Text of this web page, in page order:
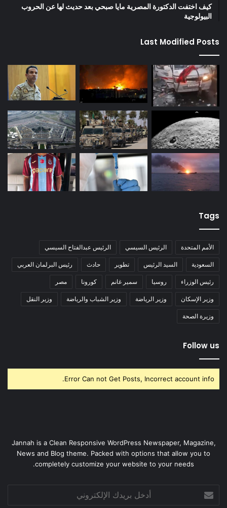
كيف اختفت الدكتورة المصرية مايا صبحي بعد حديث لها عن الحروب
البيولوجية
Last Modified Posts
Tags
الأمم المتحدة الرئيس السيسي الرئيس عبدالفتاح السيسي
السعودية السيد الرئيس تطوير حادث رئيس البرلمان العربي
رئيس الوزراء روسيا سمير غانم كورونا مصر
وزير الإسكان وزير الرياضة وزير الشباب والرياضة وزير النقل
وزيرة الصحة
Follow us
Error Can not Get Posts, Incorrect account info.
Jannah is a Clean Responsive WordPress Newspaper, Magazine,
News and Blog theme. Packed with options that allow you to
completely customize your website to your needs.
بريدك